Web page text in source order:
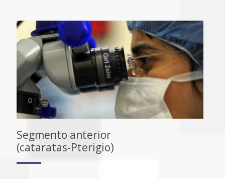
Segmento anterior
(cataratas-Pterigio)